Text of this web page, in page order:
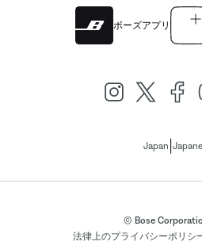
ボーズアプリ
Japan
© Bose
法律上のプライバシーポリシ